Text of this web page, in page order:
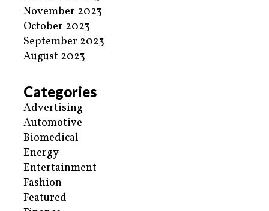
November 2023
October 2023
September 2023
August 2023
Categories
Advertising
Automotive
Biomedical
Energy
Entertainment
Fashion
Featured